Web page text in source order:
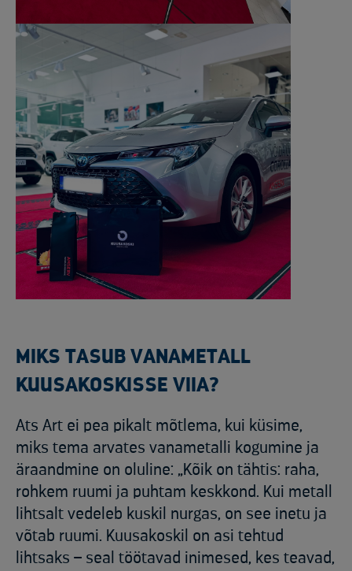
MIKS TASUB VANAMETALL
KUUSAKOSKISSE VIIA?
Ats Art ei pea pikalt mõtlema, kui küsime,
miks tema arvates vanametalli kogumine ja
äraandmine on oluline: „Kõik on tähtis: raha,
rohkem ruumi ja puhtam keskkond. Kui metall
lihtsalt vedeleb kuskil nurgas, on see inetu ja
võtab ruumi. Kuusakoskil on asi tehtud
lihtsaks – seal töötavad inimesed, kes teavad,